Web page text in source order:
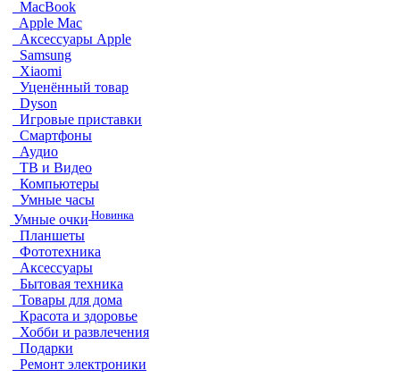
MacBook
Apple Mac
Аксессуары Apple
Samsung
Xiaomi
Уценённый товар
Dyson
Игровые приставки
Смартфоны
Аудио
ТВ и Видео
Компьютеры
Умные часы
Умные очки Новинка
Планшеты
Фототехника
Аксессуары
Бытовая техника
Товары для дома
Красота и здоровье
Хобби и развлечения
Подарки
Ремонт электроники